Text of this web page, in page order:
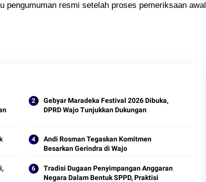
pengumuman resmi setelah proses pemeriksaan awal
Gebyar Maradeka Festival 2026 Dibuka,
DPRD Wajo Tunjukkan Dukungan
Andi Rosman Tegaskan Komitmen
Besarkan Gerindra di Wajo
Tradisi Dugaan Penyimpangan Anggaran
Negara Dalam Bentuk SPPD, Praktisi